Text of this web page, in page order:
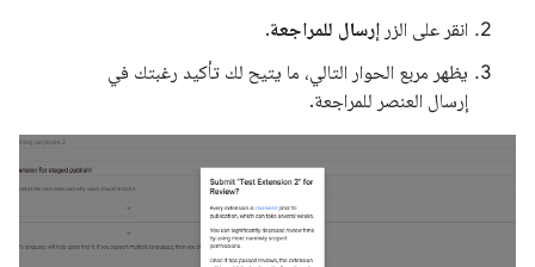
انقر على الزر إرسال للمراجعة.
يظهر مربع الحوار التالي، ما يتيح لك تأكيد رغبتك في
إرسال العنصر للمراجعة.